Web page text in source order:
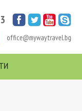
office@mywaytravel.bg